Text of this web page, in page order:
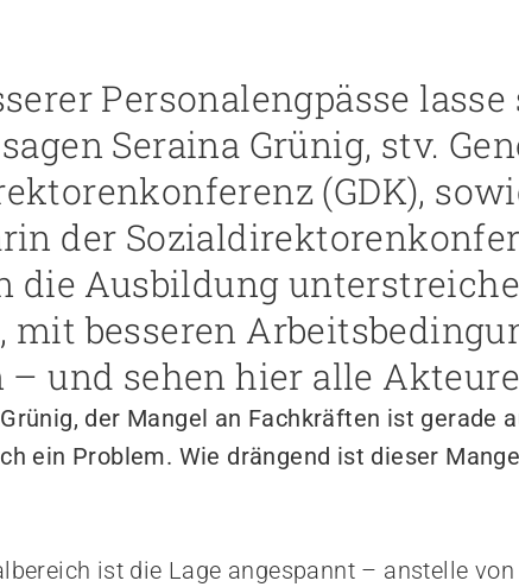
Personalengpässe
Seraina Grünig, stv.
(GDK),
der
die Ausbildung
besseren
– und sehen hier alle
der Mangel an Fachkräften ist gerade
ein Problem. Wie drängend ist dieser
ist die Lage angespannt – anstelle von